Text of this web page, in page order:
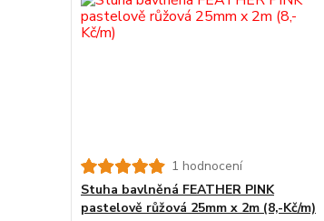
1 hodnocení
Stuha bavlněná FEATHER PINK
pastelově růžová 25mm x 2m (8,-Kč/m)